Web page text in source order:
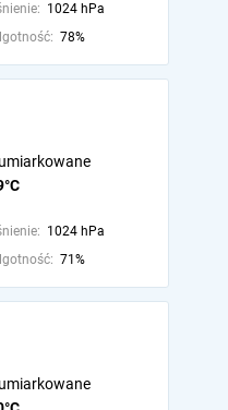
1024 hPa
78%
1024 hPa
71%